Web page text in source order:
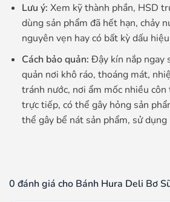
Lưu ý: Xem kỹ thành phần, HSD
dùng sản phẩm đã hết hạn, chảy
nguyên vẹn hay có bất kỳ dấu
Cách bảo quản: Đậy kín nắp ngay
quản nơi khô ráo, thoáng mát,
tránh nước, nơi ẩm mốc nhiều
trực tiếp, có thể gây hỏng sản
thể gây bể nát sản phẩm, sử
0 đánh giá cho Bánh Hura Deli Bơ